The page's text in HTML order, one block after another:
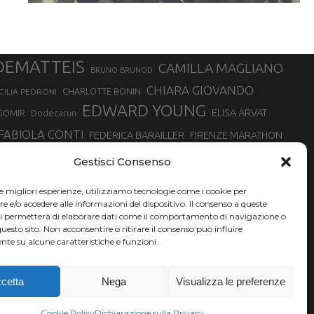
Gestisci Consenso
migliori esperienze, utilizziamo tecnologie come i cookie per
e/o accedere alle informazioni del dispositivo. Il consenso a queste
permetterà di elaborare dati come il comportamento di navigazione o
sito. Non acconsentire o ritirare il consenso può influire
su alcune caratteristiche e funzioni.
Nega Visualizza le preferenze
BRUNO BRUNOD CAMILLA MAGLIANO
PEDRONI CHARLOTTE BONIN CHIARA GIOVANDO
Dodecarun EDWARD YOUNG ELISA ARVAT
FABIOLA CONTI FEDERICA BARAILLER FIRENZE MARATHON
GIOVANNA EPIS GIULIANO CAVALLO
DI TORINO MARATONINA MARCELLA BELLETTI MARCO OLMO
MONVISO VERTICAL RACE NADIA BATTOCLETTI
BONALDI SILVIA RAMPAZZO
CHEVRIER YEMAN CRIPPA